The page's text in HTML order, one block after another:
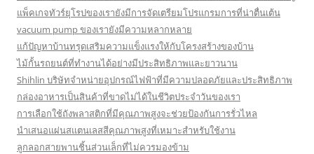
แพ็คเกจทัวร์ยุโรปของเรายังมีการจัดเตรียมโปรแกรมการที่น่าตื่นเต้น
vacuum pump ของเรายังมีความหลากหลาย
แก้ปัญหาบ้านทรุดเสริมความแข็งแรงให้กับโครงสร้างของบ้าน
ไม้กั้นรถยนต์ที่ทำงานได้อย่างมีประสิทธิภาพและยาวนาน
Shihlin บริษัทจำหน่ายอุปกรณ์ไฟฟ้าที่มีความปลอดภัยและประสิทธิภาพ
กล่องอาหารเป็นสินค้าที่ขาดไม่ได้ในชีวิตประจำวันของเรา
การเลือกใช้ถังพลาสติกที่มีคุณภาพสูงจะช่วยป้องกันการรั่วไหล
นำเสนอแผ่นสแตนเลสสีคุณภาพสูงที่เหมาะสำหรับใช้งาน
ลูกลอกสายพานชิ้นส่วนเล็กที่ไม่ควรมองข้าม